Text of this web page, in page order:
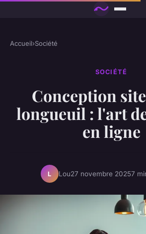
Accueil›Société
SOCIÉTÉ
Conception
longueuil : l'art
en ligne
L Lou27 novembre 20257